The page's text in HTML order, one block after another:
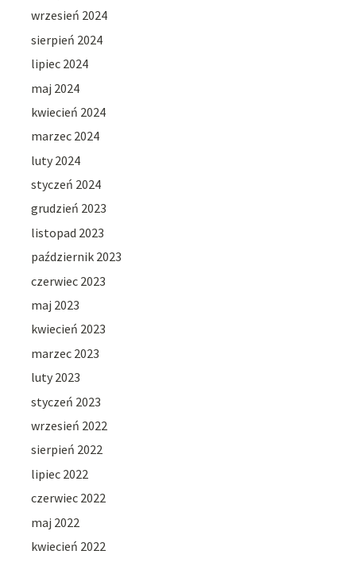
wrzesień 2024
sierpień 2024
lipiec 2024
maj 2024
kwiecień 2024
marzec 2024
luty 2024
styczeń 2024
grudzień 2023
listopad 2023
październik 2023
czerwiec 2023
maj 2023
kwiecień 2023
marzec 2023
luty 2023
styczeń 2023
wrzesień 2022
sierpień 2022
lipiec 2022
czerwiec 2022
maj 2022
kwiecień 2022